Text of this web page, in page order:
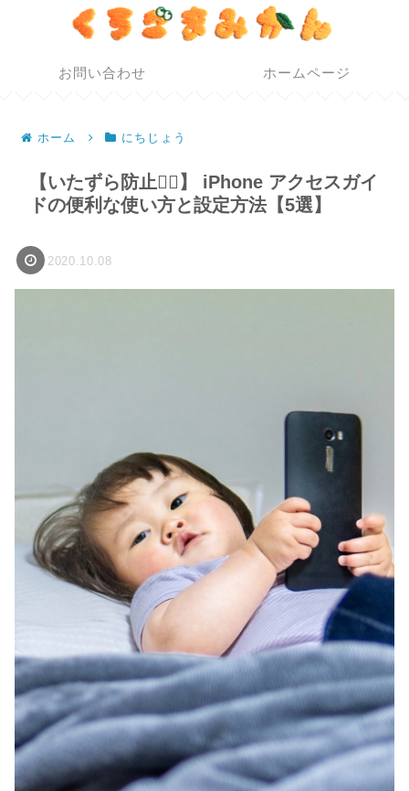
お問い合わせ ホームページ
ホーム にちじょう
【いたずら防止🙅‍♀️】 iPhone アクセスガイ
ドの便利な使い方と設定方法【5選】
2020.10.08